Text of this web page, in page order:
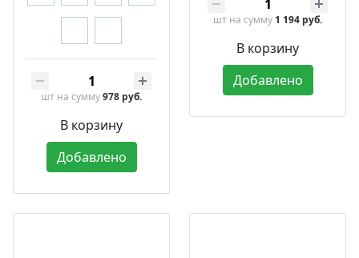
шт на сумму978 руб.
В корзину
Добавлено
шт на сумму 1 194 руб.
В корзину
Добавлено